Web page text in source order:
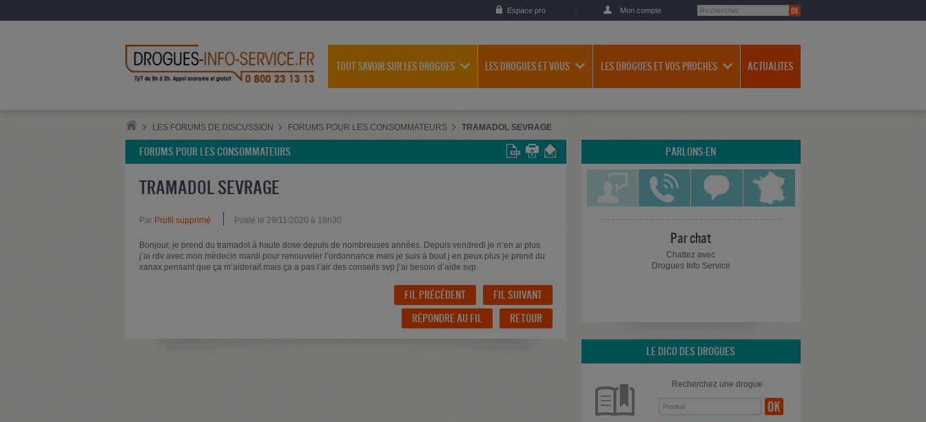
Espace pro Mon compte
TOUT SAVOIR SUR LES DROGUES LES DROGUES ET VOUS LES DROGUES ET VOS PROCHES ACTUALITES
LES FORUMS DE DISCUSSION FORUMS POUR LES CONSOMMATEURS TRAMADOL SEVRAGE
FORUMS POUR LES CONSOMMATEURS
TRAMADOL SEVRAGE
Par Profil supprimé Posté le 29/11/2020 à 18h30
Bonjour, je prend du tramadol à haute dose depuis de nombreuses années. Depuis vendredi je n’en ai plus
j’ai rdv avec mon médecin mardi pour renouveler l’ordonnance mais je suis à bout j en peux plus je prend du
xanax pensant que ça m’aiderait mais ça a pas l’air des conseils svp j’ai besoin d’aide svp
FIL PRÉCÉDENT
FIL SUIVANT
RÉPONDRE AU FIL
RETOUR
PARLONS-EN
Par chat
Chattez avec
Drogues Info Service
LE DICO DES DROGUES
Recherchez une drogue